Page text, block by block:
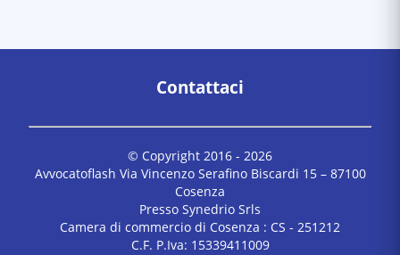
Contattaci
© Copyright 2016 - 2026
Avvocatoflash Via Vincenzo Serafino Biscardi 15 – 87100
Cosenza
Presso Synedrio Srls
Camera di commercio di Cosenza : CS - 251212
C.F. P.Iva: 15339411009